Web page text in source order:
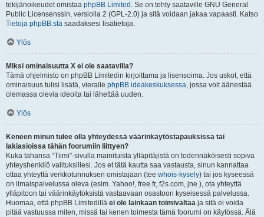
tekijänoikeudet omistaa phpBB Limited . Se on tehty saataville GNU General
Public Licensenssin, versiolla 2 (GPL-2.0) ja sitä voidaan jakaa vapaasti. Katso
Tietoja phpBB:stä saadaksesi lisätietoja.
Ylös
Miksi ominaisuutta X ei ole saatavilla?
Tämä ohjelmisto on phpBB Limitedin kirjoittama ja lisensoima. Jos uskot, että
ominaisuus tulisi lisätä, vieraile phpBB ideakeskuksessa, jossa voit äänestää
olemassa olevia ideoita tai lähettää uuden.
Ylös
Keneen minun tulee olla yhteydessä väärinkäytöstapauksissa tai
lakiasioissa tähän foorumiin liittyen?
Kuka tahansa “Tiimi”-sivulla mainituista ylläpitäjistä on todennäköisesti sopiva
yhteyshenkilö valituksillesi. Jos et tätä kautta saa vastausta, sinun kannattaa
ottaa yhteyttä verkkotunnuksen omistajaan (tee whois-kysely) tai jos kyseessä
on ilmaispalvelussa oleva (esim. Yahoo!, free.fr, f2s.com, jne.), ota yhteyttä
ylläpitoon tai väärinkäytöksistä vastaavaan osastoon kyseisessä palvelussa.
Huomaa, että phpBB Limitedillä ei ole lainkaan toimivaltaa ja sitä ei voida
pitää vastuussa miten, missä tai kenen toimesta tämä foorumi on käytössä. Älä